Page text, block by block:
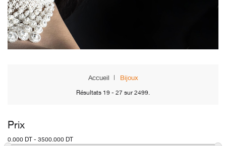
Accueil Bijoux
Résultats 19 - 27 sur 2499.
Prix
0.000 DT - 3500.000 DT